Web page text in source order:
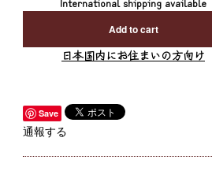
Add to cart
日本国内にお住まいの方向け
Save
通報する